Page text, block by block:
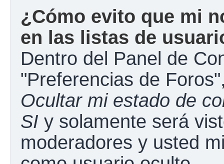
¿Cómo evito que mi
en las listas de
Dentro del Panel de
"Preferencias de
Ocultar mi estado de
SI y solamente será
moderadores y usted